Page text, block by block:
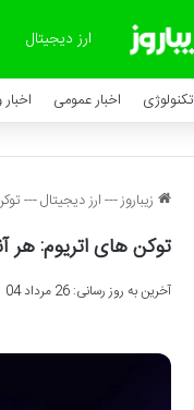
ارز دیجیتال
تکنولوژی اخبار عمومی
زیباروز---ارز دیجیتال---
توکن های اتریوم: هر
آخرین به روز رسانی: 26 مرداد 04